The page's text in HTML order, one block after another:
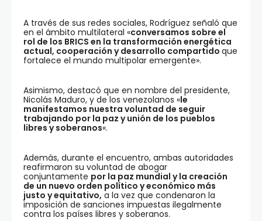
A través de sus redes sociales, Rodríguez señaló que
en el ámbito multilateral «conversamos sobre el
rol de los BRICS en la transformación energética
actual, cooperación y desarrollo compartido que
fortalece el mundo multipolar emergente».
Asimismo, destacó que en nombre del presidente,
Nicolás Maduro, y de los venezolanos «le
manifestamos nuestra voluntad de seguir
trabajando por la paz y unión de los pueblos
libres y soberanos«.
Además, durante el encuentro, ambas autoridades
reafirmaron su voluntad de abogar
conjuntamente por la paz mundial y la creación
de un nuevo orden político y económico más
justo y equitativo, a la vez que condenaron la
imposición de sanciones impuestas ilegalmente
contra los países libres y soberanos.